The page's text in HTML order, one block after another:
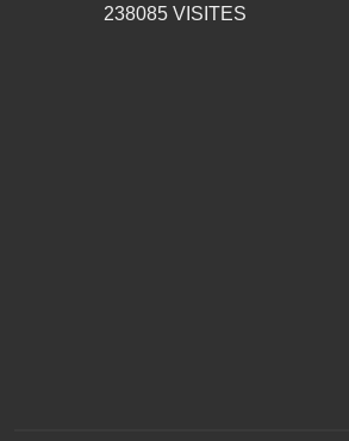
238085 VISITES